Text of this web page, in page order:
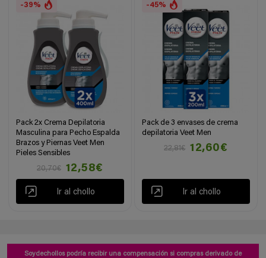
-39%
Pack 2x Crema Depilatoria
Masculina para Pecho Espalda
Brazos y Piernas Veet Men
Pieles Sensibles
20,70€
12,58€
Ir al chollo
-45%
Pack de 3 envases de crema
depilatoria Veet Men
22,81€
12,60€
Ir al chollo
Soydechollos podría recibir una compensación si compras derivado de